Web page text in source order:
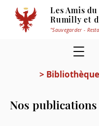
Les Amis
Rumilly et
"Sauvegarder -
> Bibliothèque
Nos publications